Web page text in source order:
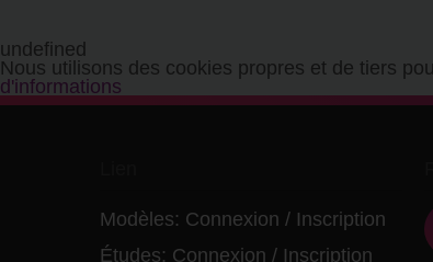
undefined
Nous utilisons des cookies propres et de tiers
d'informations
Modèles: Connexion / Inscription
Études: Connexion / Inscription